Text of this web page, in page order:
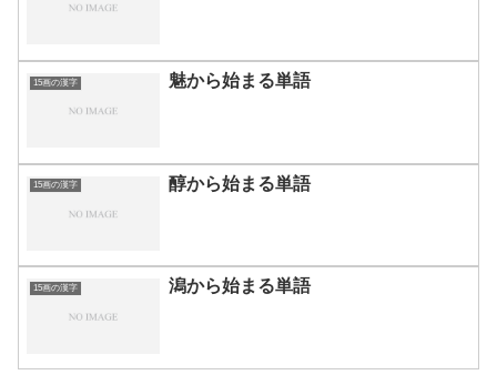
15画の漢字 魅から始まる単語
15画の漢字 醇から始まる単語
15画の漢字 潟から始まる単語